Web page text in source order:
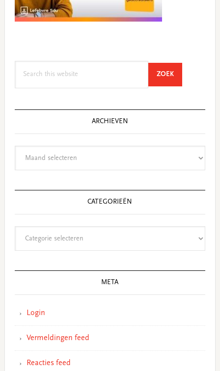
ZOEKSEARCH
ARCHIEVEN
CATEGORIEËN
META
Login
Vermeldingen feed
Reacties feed